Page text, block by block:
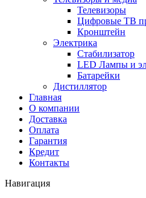
Телевизоры
Цифровые ТВ
Кронштейн
Электрика
Стабилизатор
LED Лампы и
Батарейки
Дистиллятор
Главная
О компании
Доставка
Оплата
Гарантия
Кредит
Контакты
Навигация